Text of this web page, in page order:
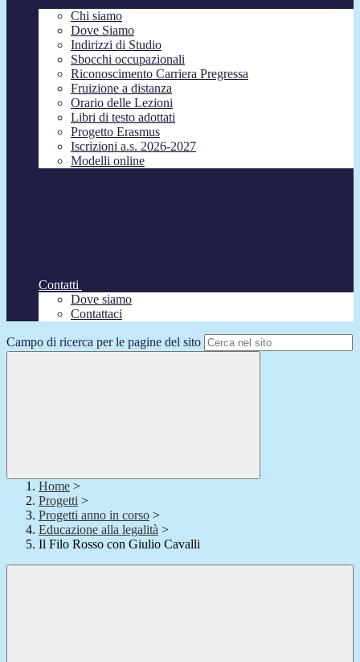
Chi siamo
Dove Siamo
Indirizzi di Studio
Sbocchi occupazionali
Riconoscimento Carriera Pregressa
Fruizione a distanza
Orario delle Lezioni
Libri di testo adottati
Progetto Erasmus
Iscrizioni a.s. 2026-2027
Modelli online
Contatti
Dove siamo
Contattaci
Campo di ricerca per le pagine del sito
Home >
Progetti >
Progetti anno in corso >
Educazione alla legalità >
Il Filo Rosso con Giulio Cavalli